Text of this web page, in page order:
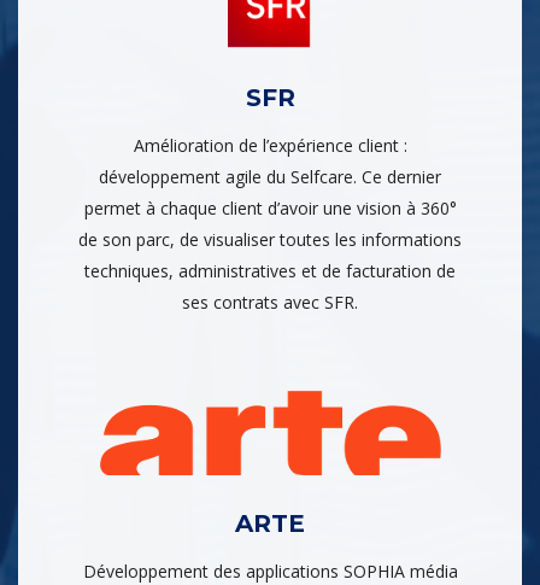
SFR
Amélioration de l’expérience client :
développement agile du Selfcare. Ce dernier
permet à chaque client d’avoir une vision à 360°
de son parc, de visualiser toutes les informations
techniques, administratives et de facturation de
ses contrats avec SFR.
ARTE
Développement des applications SOPHIA média